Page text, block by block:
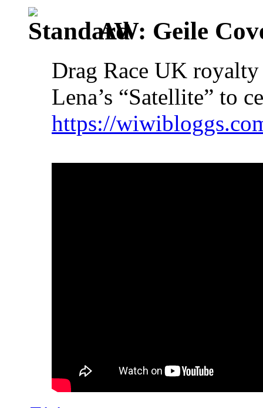
AW: Geile
Drag Race UK
Lena’s “Satellite” to
https://